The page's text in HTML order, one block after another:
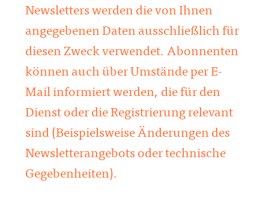
Newsletters werden die von Ihnen
angegebenen Daten ausschließlich für
diesen Zweck verwendet. Abonnenten
können auch über Umstände per E-
Mail informiert werden, die für den
Dienst oder die Registrierung relevant
sind (Beispielsweise Änderungen des
Newsletterangebots oder technische
Gegebenheiten).